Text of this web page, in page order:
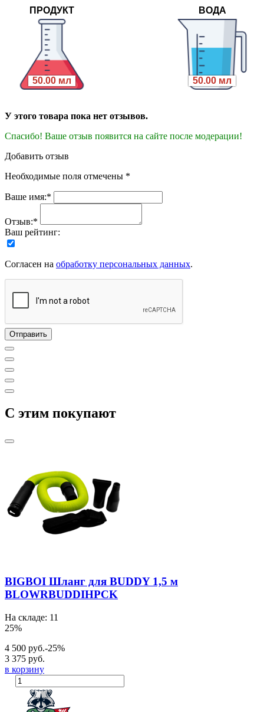
ПРОДУКТ
50.00 мл
ВОДА
50.00 мл
У этого товара пока нет отзывов.
Спасибо! Ваше отзыв появится на сайте после модерации!
Добавить отзыв
Необходимые поля отмечены *
Ваше имя:*
Отзыв:*
Ваш рейтинг:
Согласен на обработку персональных данных.
C этим покупают
BIGBOI Шланг для BUDDY 1,5 м
BLOWRBUDDIHPCK
На складе: 11
25%
4 500 руб.-25%
3 375 руб.
в корзину